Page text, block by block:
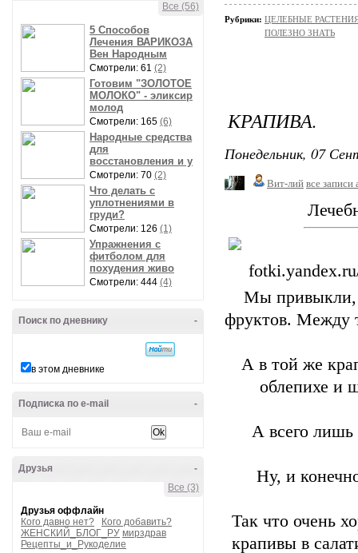
Все (56)
5 Способов
Лечения ВАРИКОЗА
Вен Народным
Смотрели: 61 (2)
Готовим "ЗОЛОТОЕ
МОЛОКО" - эликсир
молод
Смотрели: 165 (6)
Народные средства
для
восстановления и у
Смотрели: 70 (2)
Что делать с
уплотнениями в
груди?
Смотрели: 126 (1)
Упражнения с
фитболом для
похудения живо
Смотрели: 444 (4)
-
Поиск по дневнику
в этом дневнике
-
Подписка по e-mail
-
Друзья
Все (3)
Друзья оффлайн
Кого давно нет?
Кого добавить?
ЖЕНСКИЙ_БЛОГ_РУ мирздрав
Рецепты_и_Рукоделие
Рубрики: ЦЕЛЕБНЫЕ
ПОЛЕЗНО ЗНАТЬ
КРАПИВА.
Понедельник, 07
Вит-лий все записи
Мы привыкли,
фруктов. Между
А в той же
облепихе и
А всего лишь
Ну, и
Так что очень
крапивы в